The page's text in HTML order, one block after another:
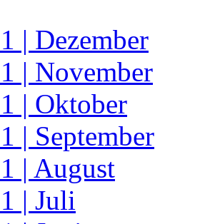
| Dezember
| November
| Oktober
| September
| August
| Juli